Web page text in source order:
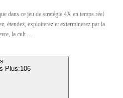
dans ce jeu de stratégie 4X en temps réel
étendez, exploiterez et exterminerez par la
la cult ...
Plus:106